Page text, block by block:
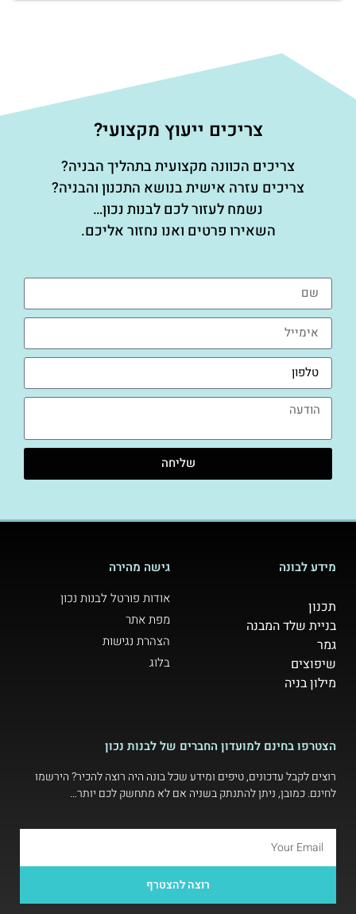
צריכים ייעוץ מקצועי?
צריכים הכוונה מקצועית בתהליך הבניה?
צריכים עזרה אישית בנושא התכנון והבניה?
נשמח לעזור לכם לבנות נכון…
השאירו פרטים ואנו נחזור אליכם.
שליחה
מידע לבונה
תכנון
בניית שלד המבנה
גמר
שיפוצים
מילון בניה
גישה מהירה
אודות פורטל לבנות נכון
מפת אתר
הצהרת נגישות
בלוג
הצטרפו בחינם למועדון החברים של לבנות נכון
רוצים לקבל עדכונים, טיפים ומידע שכל בונה היה רוצה להכיר? הירשמו
לחינם. כמובן, ניתן להתנתק בשניה אם לא מתחשק לכם יותר…
רוצה להצטרף